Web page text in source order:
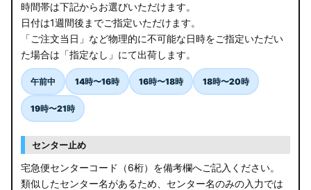
時間帯は下記からお選びいただけます。
日付は1週間後までご指定いただけます。
「ご注文当日」など物理的に不可能な日時をご指定いただい
た場合は「指定なし」にて出荷します。
午前中 14時〜16時 16時〜18時 18時〜20時
19時〜21時
センター止め
宅急便センターコード（6桁）を備考欄へご記入ください。
類似したセンター名があるため、センター名のみの入力では